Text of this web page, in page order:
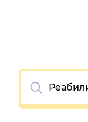
Очистить